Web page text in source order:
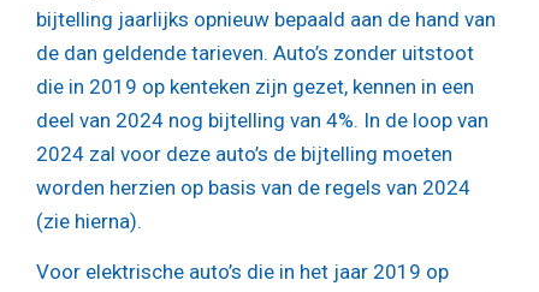
bijtelling jaarlijks opnieuw bepaald aan de hand van
de dan geldende tarieven. Auto’s zonder uitstoot
die in 2019 op kenteken zijn gezet, kennen in een
deel van 2024 nog bijtelling van 4%. In de loop van
2024 zal voor deze auto’s de bijtelling moeten
worden herzien op basis van de regels van 2024
(zie hierna).
Voor elektrische auto’s die in het jaar 2019 op